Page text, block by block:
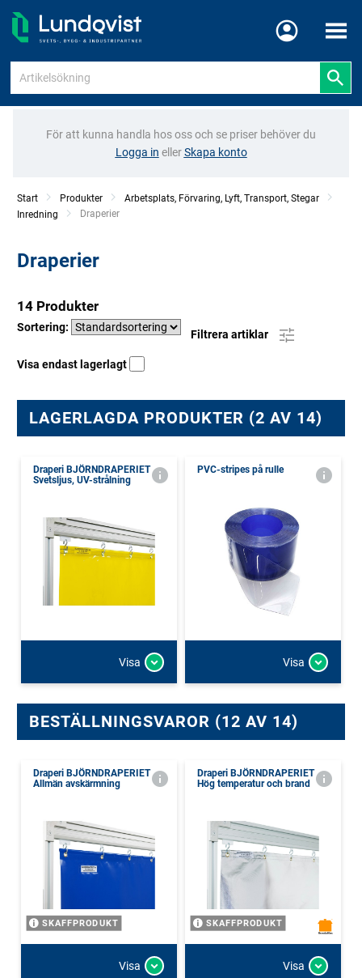
Meny
För att kunna handla hos oss och se priser behöver du
Logga in ellerSkapa konto
Start Produkter
Arbetsplats, Förvaring, Lyft, Transport, Stegar
Inredning
Current:
Draperier
Draperier
14 Produkter
Sortering:
Filtrera artiklar
Visa endast lagerlagt
LAGERLAGDA PRODUKTER (2 AV 14)
Draperi BJÖRNDRAPERIET
Svetsljus, UV-strålning
Visa
PVC-stripes på rulle
Visa
BESTÄLLNINGSVAROR (12 AV 14)
Draperi BJÖRNDRAPERIET
Allmän avskärmning
SKAFFPRODUKT
Visa
Draperi BJÖRNDRAPERIET
Hög temperatur och brand
SKAFFPRODUKT
Visa